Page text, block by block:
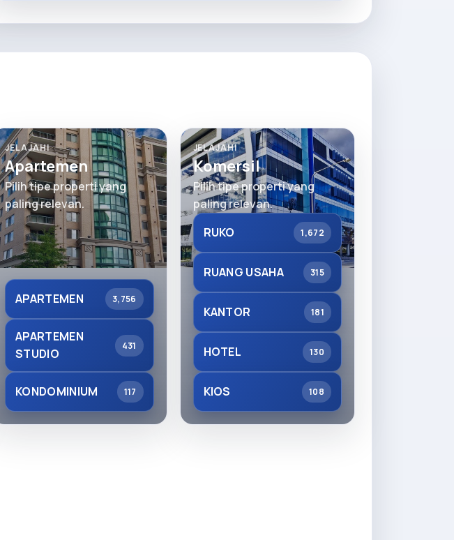
JELAJAHI
Apartemen
Pilih tipe properti yang
paling relevan.
APARTEMEN 3,756
APARTEMEN
STUDIO
431
KONDOMINIUM 117
JELAJAHI
Komersil
Pilih tipe properti yang
paling relevan.
RUKO
1,672
RUANG USAHA 315
KANTOR 181
HOTEL 130
KIOS 108